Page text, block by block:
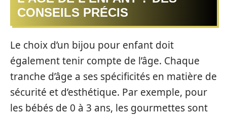
CONSEILS PRÉCIS
Le choix d’un bijou pour enfant doit
également tenir compte de l’âge. Chaque
tranche d’âge a ses spécificités en matière de
sécurité et d’esthétique. Par exemple, pour
les bébés de 0 à 3 ans, les gourmettes sont